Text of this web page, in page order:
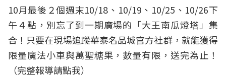
10月最後２個週末10/18、10/19、10/25、10/26下
午４點，別忘了到一期廣場的「大王南瓜燈塔」集
合！只要在現場追蹤華泰名品城官方社群，就能獲得
限量魔法小車與萬聖糖果，數量有限，送完為止！
（完整報導請點我）